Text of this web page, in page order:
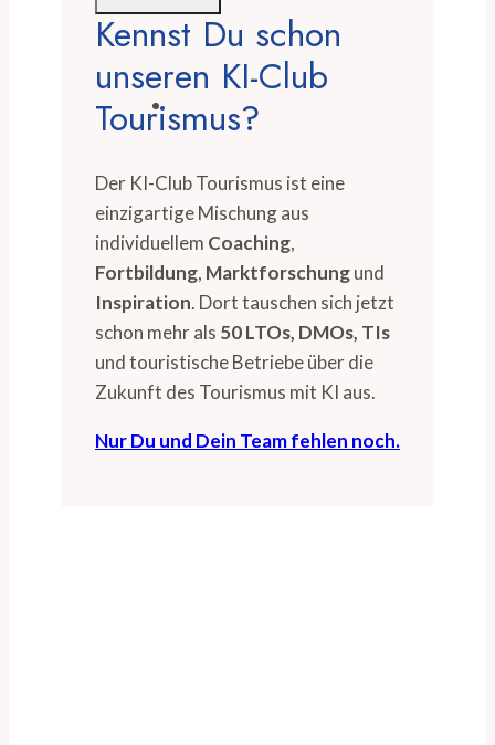
Kennst Du schon
unseren KI-Club
Tourismus?
Der KI-Club Tourismus ist eine
einzigartige Mischung aus
individuellem Coaching,
Fortbildung, Marktforschungund
Inspiration. Dort tauschen sich jetzt
schon mehr als 50 LTOs, DMOs, TIs
und touristische Betriebe über die
Zukunft des Tourismus mit KI aus.
Nur Du und Dein Team fehlen noch.